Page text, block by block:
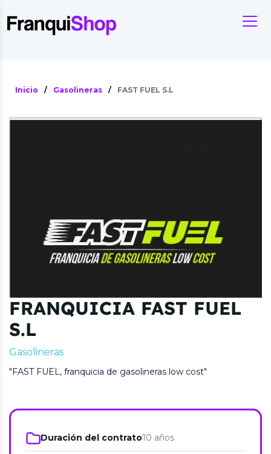
Inicio / Gasolineras / FAST FUEL S.L
FRANQUICIA FAST FUEL
S.L
Gasolineras
"FAST FUEL, franquicia de gasolineras low cost"
Duración del contrato10 años